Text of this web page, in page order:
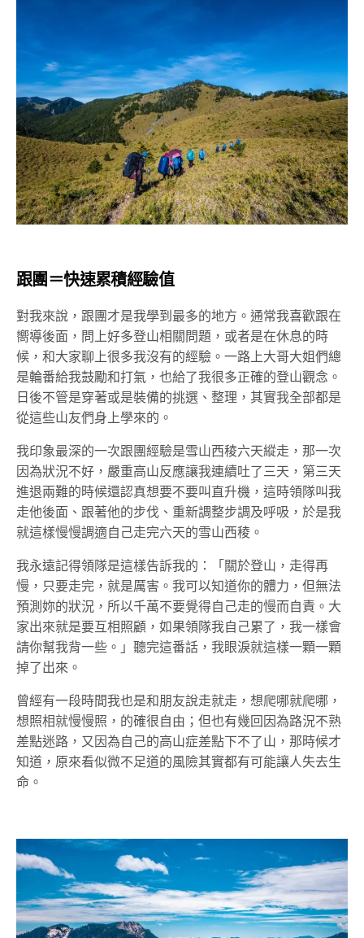
跟團＝快速累積經驗值
對我來說，跟團才是我學到最多的地方。通常我喜歡跟在
嚮導後面，問上好多登山相關問題，或者是在休息的時
候，和大家聊上很多我沒有的經驗。一路上大哥大姐們總
是輪番給我鼓勵和打氣，也給了我很多正確的登山觀念。
日後不管是穿著或是裝備的挑選、整理，其實我全部都是
從這些山友們身上學來的。
我印象最深的一次跟團經驗是雪山西稜六天縱走，那一次
因為狀況不好，嚴重高山反應讓我連續吐了三天，第三天
進退兩難的時候還認真想要不要叫直升機，這時領隊叫我
走他後面、跟著他的步伐、重新調整步調及呼吸，於是我
就這樣慢慢調適自己走完六天的雪山西稜。
我永遠記得領隊是這樣告訴我的：「關於登山，走得再
慢，只要走完，就是厲害。我可以知道你的體力，但無法
預測妳的狀況，所以千萬不要覺得自己走的慢而自責。大
家出來就是要互相照顧，如果領隊我自己累了，我一樣會
請你幫我背一些。」聽完這番話，我眼淚就這樣一顆一顆
掉了出來。
曾經有一段時間我也是和朋友說走就走，想爬哪就爬哪，
想照相就慢慢照，的確很自由；但也有幾回因為路況不熟
差點迷路，又因為自己的高山症差點下不了山，那時候才
知道，原來看似微不足道的風險其實都有可能讓人失去生
命。